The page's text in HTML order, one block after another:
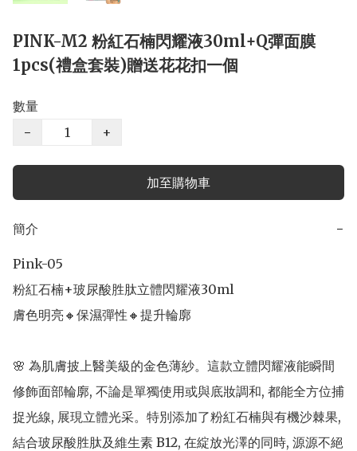
PINK-M2 粉紅石楠閃耀液30ml+Q彈面膜
1pcs(禮盒套裝)贈送花花扣一個
數量
−
+
加至購物車
簡介 −
Pink-05
粉紅石楠+玻尿酸胜肽立體閃耀液30ml
膚色明亮🔸保濕彈性🔸提升輪廓
🌸 為肌膚披上醫美級的金色薄紗。這款立體閃耀液能瞬間
修飾面部輪廓, 不論是單獨使用或與底妝調和, 都能全方位捕
捉光線, 展現立體光采。特別添加了粉紅石楠與有機沙棘果,
結合玻尿酸胜肽及維生素 B12, 在綻放光澤的同時, 源源不絕